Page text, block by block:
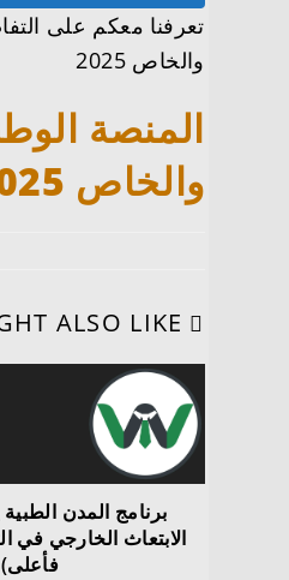
والخاص 2025
والخاص 2025
ALSO LIKE
برنامج المدن
الابتعاث الخارجي في
فأعلى)